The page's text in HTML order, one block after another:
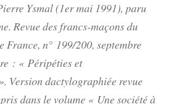
Ysmal (1er mai 1991), paru
Revue des francs-maçons du
France, n° 199/200, septembre
: « Péripéties et
dactylographiée revue
dans le volume « Une société à